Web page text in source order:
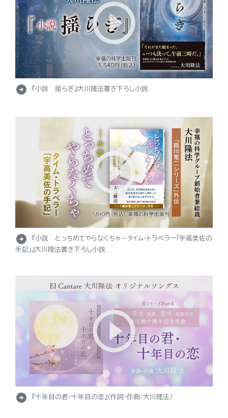
arrow_circle_right 『小説 揺らぎ』大川隆法書き下ろし小説
arrow_circle_right
『小説 とっちめてやらなくちゃ－タイム・トラベラー「宇高美佐の
手記」』大川隆法書き下ろし小説
arrow_circle_right 『十年目の君・十年目の恋』（作詞・作曲：大川隆法）